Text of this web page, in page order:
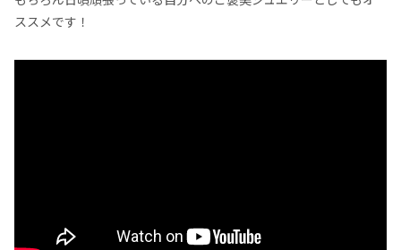
ススメです！